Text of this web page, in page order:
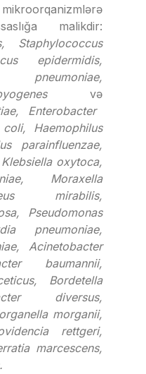
mikroorqanizmlərə
malikdir:
Staphylococcus
epidermidis,
və
Enterobacter
Haemophilus
parainfluenzae,
oxytoca,
Moraxella
mirabilis,
Pseudomonas
pneumoniae,
Acinetobacter
baumannii,
Bordetella
diversus,
morganii,
rettgeri,
marcescens,